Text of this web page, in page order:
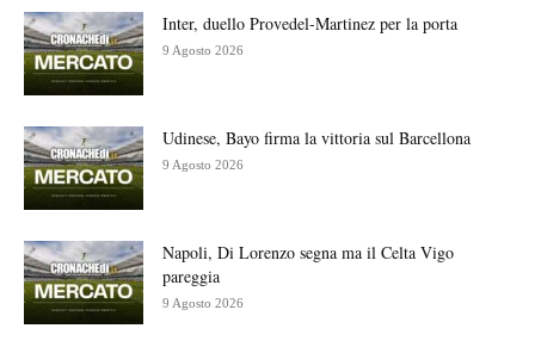
Inter, duello Provedel-Martinez per la porta
9 Agosto 2026
Udinese, Bayo firma la vittoria sul Barcellona
9 Agosto 2026
Napoli, Di Lorenzo segna ma il Celta Vigo
pareggia
9 Agosto 2026